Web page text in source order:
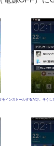
をインストールするだけ。そう